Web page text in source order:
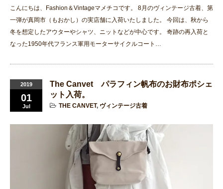
こんにちは、Fashion＆Vintageマメチコです。 8月のヴィンテージ古着、第
一弾が真岡市（もおかし）の実店舗に入荷いたしました。 今回は、秋から
冬を想定したアウターやシャツ、ニットなどが中心です。 奇跡の再入荷と
なった1950年代フランス軍用モーターサイクルコート…
2019
01
Jul
The Canvet パラフィン帆布のお財布ポシェ
ット入荷。
THE CANVET, ヴィンテージ古着